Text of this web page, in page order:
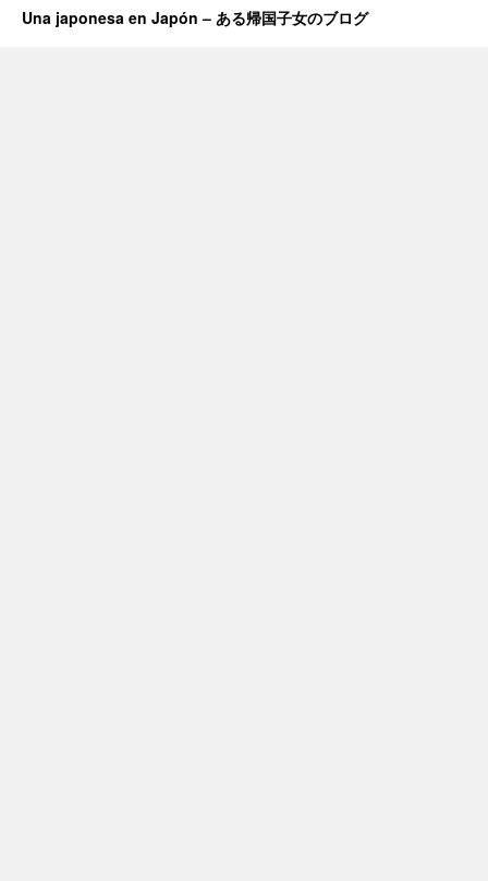
Una japonesa en Japón – ある帰国子女のブログ